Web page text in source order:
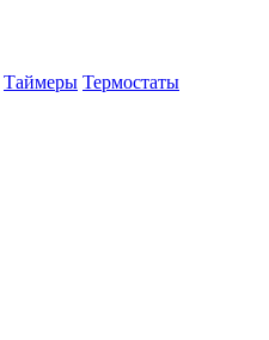
Таймеры Термостаты